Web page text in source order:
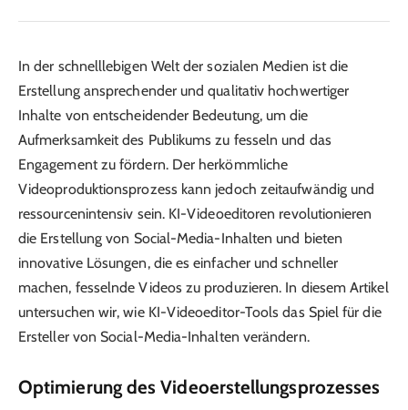
In der schnelllebigen Welt der sozialen Medien ist die
Erstellung ansprechender und qualitativ hochwertiger
Inhalte von entscheidender Bedeutung, um die
Aufmerksamkeit des Publikums zu fesseln und das
Engagement zu fördern. Der herkömmliche
Videoproduktionsprozess kann jedoch zeitaufwändig und
ressourcenintensiv sein. KI-Videoeditoren revolutionieren
die Erstellung von Social-Media-Inhalten und bieten
innovative Lösungen, die es einfacher und schneller
machen, fesselnde Videos zu produzieren. In diesem Artikel
untersuchen wir, wie KI-Videoeditor-Tools das Spiel für die
Ersteller von Social-Media-Inhalten verändern.
Optimierung des Videoerstellungsprozesses